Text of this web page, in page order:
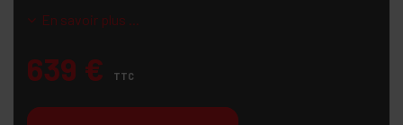
En savoir plus ...
639 € TTC